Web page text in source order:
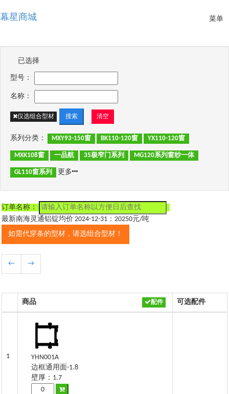
Toggle
菜单
幕星商城
已选择
型号：
名称：
仅选组合型材 清空
系列分类： MXY93-150窗 BK110-120窗 YX110-120窗
MXK108窗 一品航 35极窄门系列 MG120系列窗纱一体
GL110窗系列 更多
订单名称：
最新南海灵通铝锭均价 2024-12-31：20250元/吨
如需代穿条的型材，请选组合型材！
← →
商品 配件 可选配件
1
YHN001A
边框通用面-1.8
壁厚：1.7